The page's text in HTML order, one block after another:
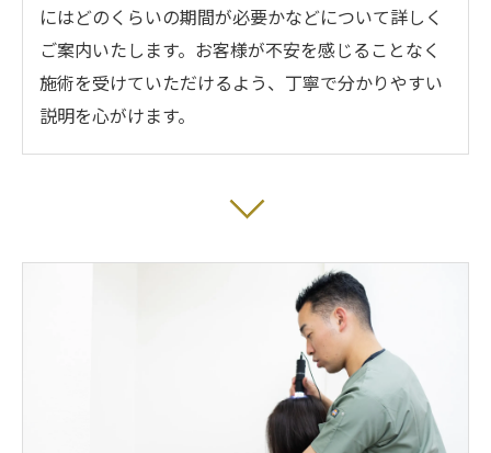
にはどのくらいの期間が必要かなどについて詳しく
ご案内いたします。お客様が不安を感じることなく
施術を受けていただけるよう、丁寧で分かりやすい
説明を心がけます。